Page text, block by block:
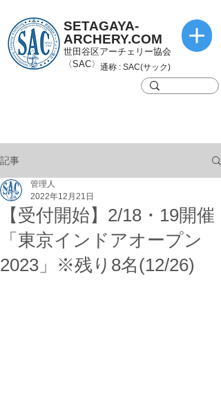
SETAGAYA-
ARCHERY.COM
世田谷区アーチェリー協会
〈SAC〉 通称 : SAC(サック)
記事
【受付開始】2/18・19開催
「東京インドアオープン
2023」※残り8名(12/26)
管理人
2022年12月21日